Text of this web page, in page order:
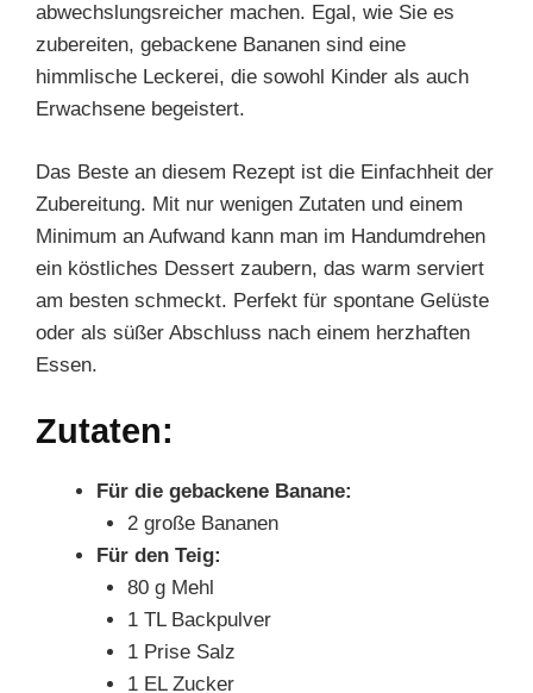
abwechslungsreicher machen. Egal, wie Sie es
zubereiten, gebackene Bananen sind eine
himmlische Leckerei, die sowohl Kinder als auch
Erwachsene begeistert.
Das Beste an diesem Rezept ist die Einfachheit der
Zubereitung. Mit nur wenigen Zutaten und einem
Minimum an Aufwand kann man im Handumdrehen
ein köstliches Dessert zaubern, das warm serviert
am besten schmeckt. Perfekt für spontane Gelüste
oder als süßer Abschluss nach einem herzhaften
Essen.
Zutaten:
Für die gebackene Banane:
2 große Bananen
Für den Teig:
80 g Mehl
1 TL Backpulver
1 Prise Salz
1 EL Zucker